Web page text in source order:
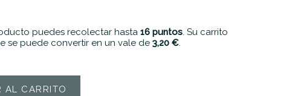
puedes recolectar hasta 16 puntos. Su carrito
se puede convertir en un vale de 3,20 €.
AL CARRITO